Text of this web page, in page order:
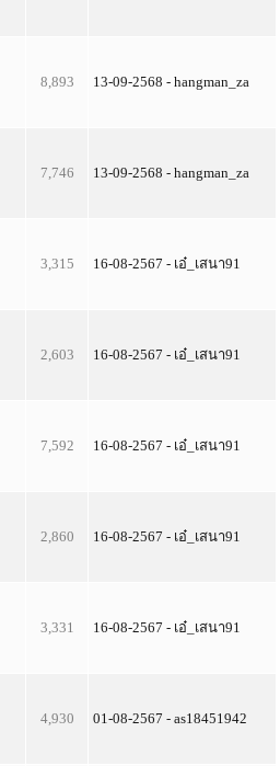
8,893 13-09-2568 - hangman_za
7,746 13-09-2568 - hangman_za
3,315 16-08-2567 - เอ๋_เสนา91
2,603 16-08-2567 - เอ๋_เสนา91
7,592 16-08-2567 - เอ๋_เสนา91
2,860 16-08-2567 - เอ๋_เสนา91
3,331 16-08-2567 - เอ๋_เสนา91
4,930 01-08-2567 - as18451942